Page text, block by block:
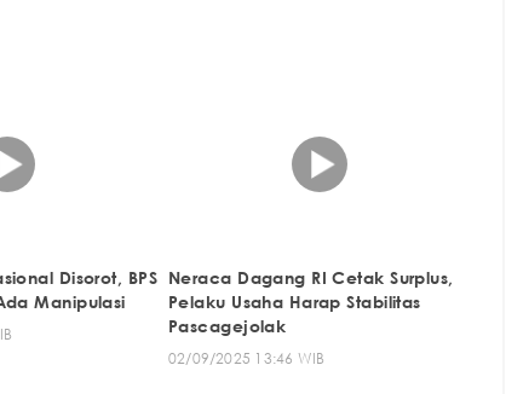
Disorot, BPS
Manipulasi
Neraca Dagang RI Cetak Surplus,
Pelaku Usaha Harap Stabilitas
Pascagejolak
02/09/2025 13:46 WIB